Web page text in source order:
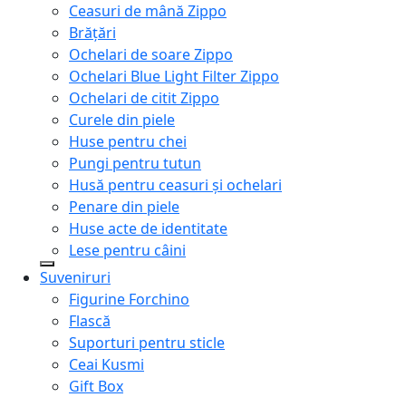
Ceasuri de mână Zippo
Brățări
Ochelari de soare Zippo
Ochelari Blue Light Filter Zippo
Ochelari de citit Zippo
Curele din piele
Huse pentru chei
Pungi pentru tutun
Husă pentru ceasuri și ochelari
Penare din piele
Huse acte de identitate
Lese pentru câini
Suveniruri
Figurine Forchino
Flască
Suporturi pentru sticle
Ceai Kusmi
Gift Box